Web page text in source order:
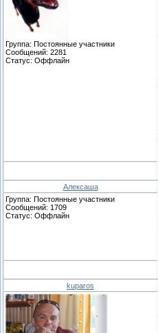
Группа: Постоянные участники
Сообщений: 2281
Статус: Оффлайн
Алексаша
Группа: Постоянные участники
Сообщений: 1709
Статус: Оффлайн
kuparos